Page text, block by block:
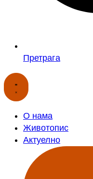
Претрага
О нама
Животопис
Актуелно